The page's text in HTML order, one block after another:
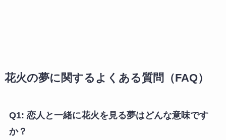
花火の夢に関するよくある質問（FAQ）
Q1: 恋人と一緒に花火を見る夢はどんな意味です
か？